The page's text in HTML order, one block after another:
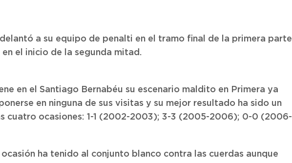
a su equipo de penalti en el tramo final de la primera parte
el inicio de la segunda mitad.
en el Santiago Bernabéu su escenario maldito en Primera ya
en ninguna de sus visitas y su mejor resultado ha sido un
cuatro ocasiones: 1-1 (2002-2003); 3-3 (2005-2006); 0-0 (2006-
ha tenido al conjunto blanco contra las cuerdas aunque